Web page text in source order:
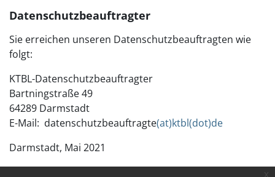
Datenschutzbeauftragter
Sie erreichen unseren Datenschutzbeauftragten wie
folgt:
KTBL-Datenschutzbeauftragter
Bartningstraße 49
64289 Darmstadt
E-Mail: datenschutzbeauftragte(at)ktbl(dot)de
Darmstadt, Mai 2021